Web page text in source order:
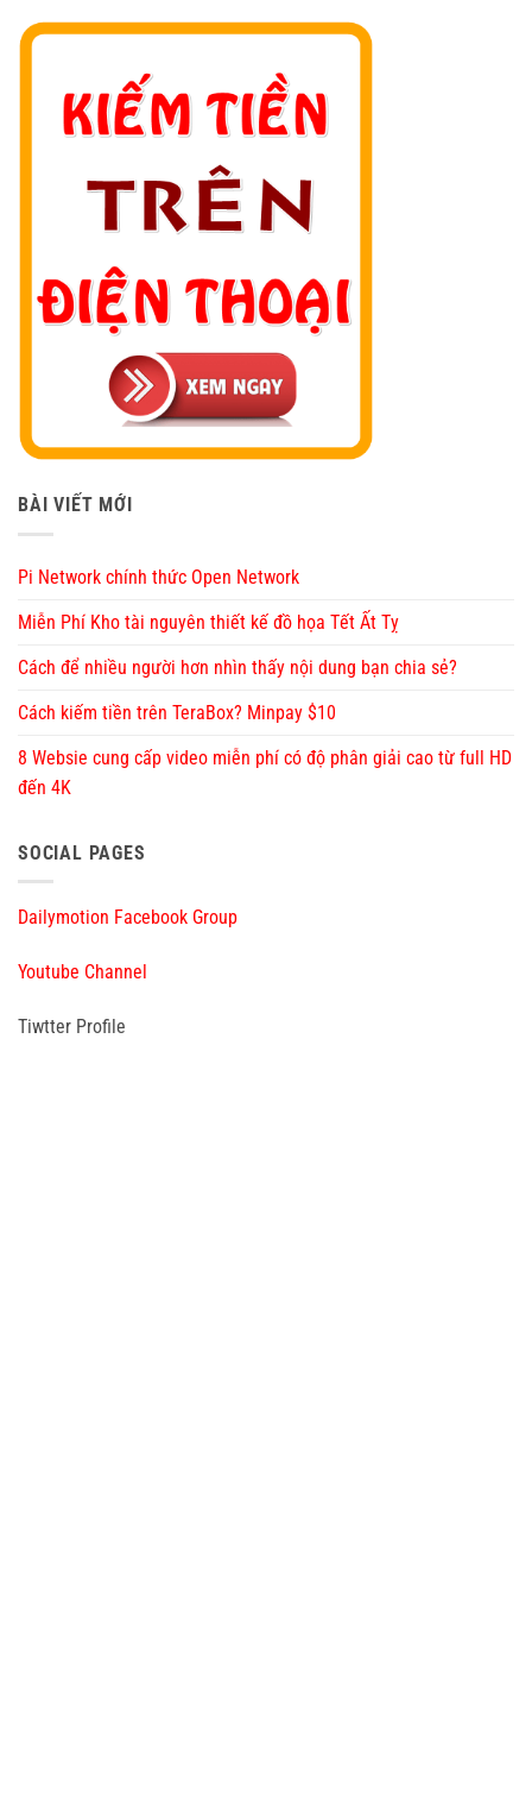
BÀI VIẾT MỚI
Pi Network chính thức Open Network
Miễn Phí Kho tài nguyên thiết kế đồ họa Tết Ất Tỵ
Cách để nhiều người hơn nhìn thấy nội dung bạn chia sẻ?
Cách kiếm tiền trên TeraBox? Minpay $10
8 Websie cung cấp video miễn phí có độ phân giải cao từ full HD
đến 4K
SOCIAL PAGES
Dailymotion Facebook Group
Youtube Channel
Tiwtter Profile